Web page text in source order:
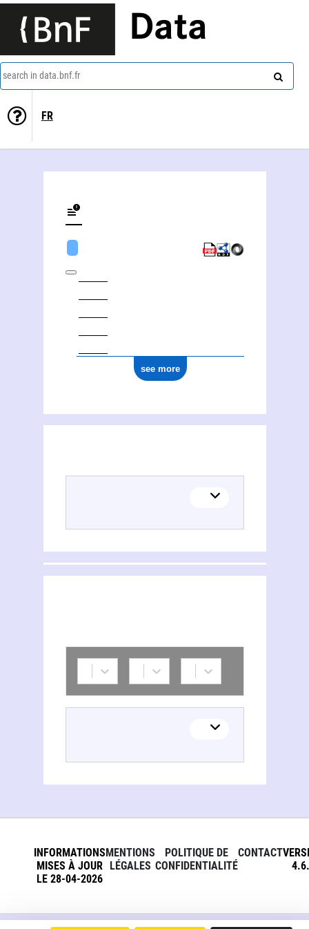
Data
search in data.bnf.fr
FR
see more
INFORMATIONS
MISES À JOUR
LE 28-04-2026
MENTIONS
LÉGALES
POLITIQUE DE
CONFIDENTIALITÉ
CONTACT